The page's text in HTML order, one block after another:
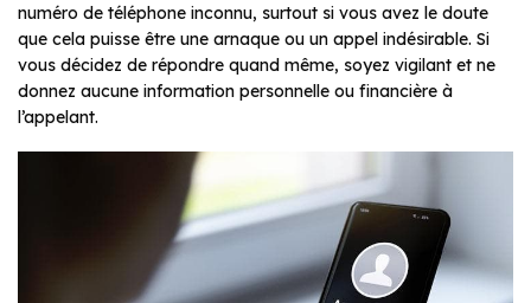
numéro de téléphone inconnu, surtout si vous avez le doute
que cela puisse être une arnaque ou un appel indésirable. Si
vous décidez de répondre quand même, soyez vigilant et ne
donnez aucune information personnelle ou financière à
l’appelant.